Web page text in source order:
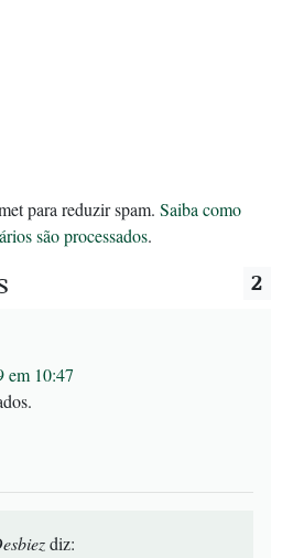
para reduzir spam. Saiba como
são processados.
2
em 10:47
diz: